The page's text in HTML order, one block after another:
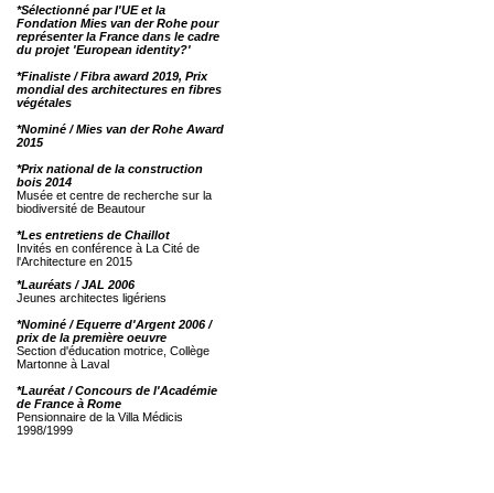
*Sélectionné par l'UE et la
Fondation Mies van der Rohe pour
représenter la France dans le cadre
du projet 'European identity?'
*Finaliste / Fibra award 2019, Prix
mondial des architectures en fibres
végétales
*Nominé / Mies van der Rohe Award
2015
*Prix national de la construction
bois 2014
Musée et centre de recherche sur la
biodiversité de Beautour
*Les entretiens de Chaillot
Invités en conférence à La Cité de
l'Architecture en 2015
*Lauréats / JAL 2006
Jeunes architectes ligériens
*Nominé / Equerre d'Argent 2006 /
prix de la première oeuvre
Section d'éducation motrice, Collège
Martonne à Laval
*Lauréat / Concours de l'Académie
de France à Rome
Pensionnaire de la Villa Médicis
1998/1999